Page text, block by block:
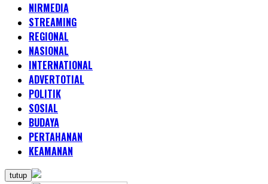
NIRMEDIA
STREAMING
REGIONAL
NASIONAL
INTERNATIONAL
ADVERTOTIAL
POLITIK
SOSIAL
BUDAYA
PERTAHANAN
KEAMANAN
tutup